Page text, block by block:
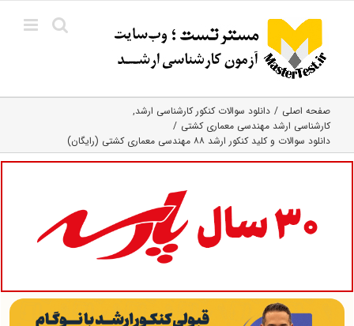
content
صفحه اصلی
دانلود سوالات کنکور کارشناسی ارشد
کارشناسی ارشد مهندسی معماری کشتی
دانلود سوالات و کلید کنکور ارشد ۸۸ مهندسی معماری کشتی (رایگان)